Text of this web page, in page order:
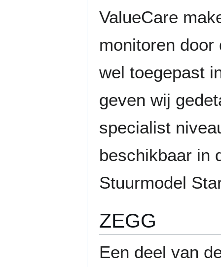
ValueCare
monitoren
wel toegepast
geven wij
specialist
beschikbaar in
Stuurmodel
ZEGG
Een deel van